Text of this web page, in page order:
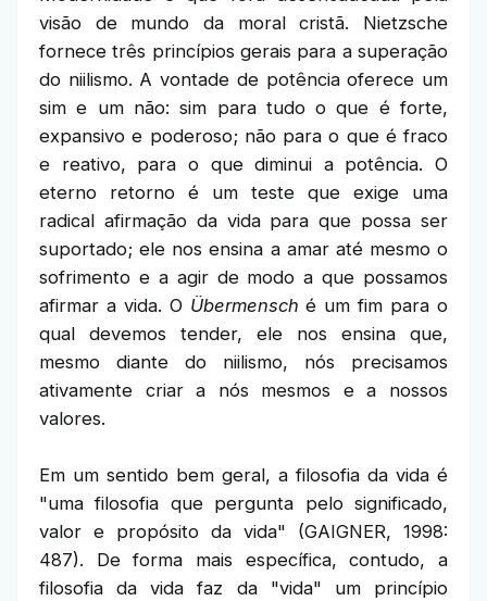
visão de mundo da moral cristã. Nietzsche
fornece três princípios gerais para a superação
do niilismo. A vontade de potência oferece um
sim e um não: sim para tudo o que é forte,
expansivo e poderoso; não para o que é fraco
e reativo, para o que diminui a potência. O
eterno retorno é um teste que exige uma
radical afirmação da vida para que possa ser
suportado; ele nos ensina a amar até mesmo o
sofrimento e a agir de modo a que possamos
afirmar a vida. O Übermensché um fim para o
qual devemos tender, ele nos ensina que,
mesmo diante do niilismo, nós precisamos
ativamente criar a nós mesmos e a nossos
valores.
Em um sentido bem geral, a filosofia da vida é
"uma filosofia que pergunta pelo significado,
valor e propósito da vida" (GAIGNER, 1998:
487). De forma mais específica, contudo, a
filosofia da vida faz da "vida" um princípio